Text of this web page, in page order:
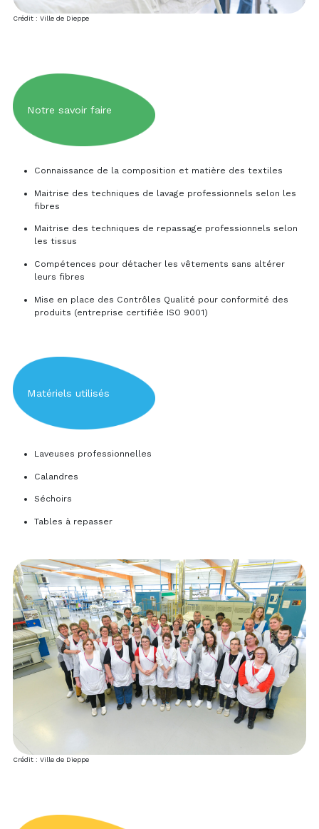
Crédit : Ville de Dieppe
Notre savoir faire
Connaissance de la composition et matière des textiles
Maitrise des techniques de lavage professionnels selon les
fibres
Maitrise des techniques de repassage professionnels selon
les tissus
Compétences pour détacher les vêtements sans altérer
leurs fibres
Mise en place des Contrôles Qualité pour conformité des
produits (entreprise certifiée ISO 9001)
Matériels utilisés
Crédit : Ville de Dieppe
Laveuses professionnelles
Calandres
Séchoirs
Tables à repasser